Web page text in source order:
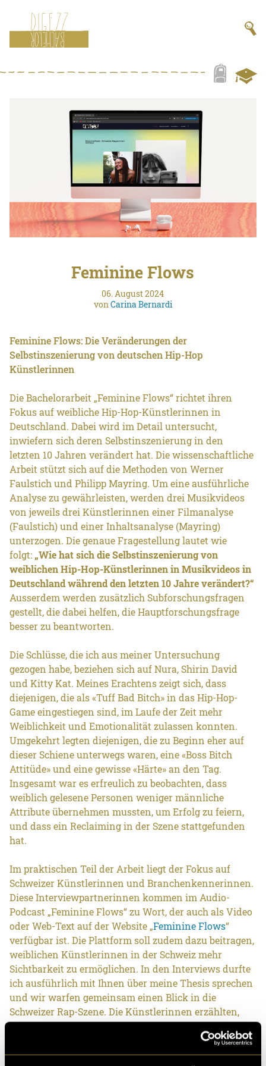
Feminine Flows
06. August 2024
vonCarina Bernardi
Feminine Flows: Die Veränderungen der
Selbstinszenierung von deutschen Hip-Hop
Künstlerinnen
Die Bachelorarbeit „Feminine Flows“ richtet ihren
Fokus auf weibliche Hip-Hop-Künstlerinnen in
Deutschland. Dabei wird im Detail untersucht,
inwiefern sich deren Selbstinszenierung in den
letzten 10 Jahren verändert hat. Die wissenschaftliche
Arbeit stützt sich auf die Methoden von Werner
Faulstich und Philipp Mayring. Um eine ausführliche
Analyse zu gewährleisten, werden drei Musikvideos
von jeweils drei Künstlerinnen einer Filmanalyse
(Faulstich) und einer Inhaltsanalyse (Mayring)
unterzogen. Die genaue Fragestellung lautet wie
folgt: „Wie hat sich die Selbstinszenierung von
weiblichen Hip-Hop-Künstlerinnen in Musikvideos in
Deutschland während den letzten 10 Jahre verändert?“
Ausserdem werden zusätzlich Subforschungsfragen
gestellt, die dabei helfen, die Hauptforschungsfrage
besser zu beantworten.
Die Schlüsse, die ich aus meiner Untersuchung
gezogen habe, beziehen sich auf Nura, Shirin David
und Kitty Kat. Meines Erachtens zeigt sich, dass
diejenigen, die als «Tuff Bad Bitch» in das Hip-Hop-
Game eingestiegen sind, im Laufe der Zeit mehr
Weiblichkeit und Emotionalität zulassen konnten.
Umgekehrt legten diejenigen, die zu Beginn eher auf
dieser Schiene unterwegs waren, eine «Boss Bitch
Attitüde» und eine gewisse «Härte» an den Tag.
Insgesamt war es erfreulich zu beobachten, dass
weiblich gelesene Personen weniger männliche
Attribute übernehmen mussten, um Erfolg zu feiern,
und dass ein Reclaiming in der Szene stattgefunden
hat.
Im praktischen Teil der Arbeit liegt der Fokus auf
Schweizer Künstlerinnen und Branchenkennerinnen.
Diese Interviewpartnerinnen kommen im Audio-
Podcast „Feminine Flows“ zu Wort, der auch als Video
oder Web-Text auf der Website „Feminine Flows“
verfügbar ist. Die Plattform soll zudem dazu beitragen,
weiblichen Künstlerinnen in der Schweiz mehr
Sichtbarkeit zu ermöglichen. In den Interviews durfte
ich ausführlich mit Ihnen über meine Thesis sprechen
und wir warfen gemeinsam einen Blick in die
Schweizer Rap-Szene. Die Künstlerinnen erzählten,
wie sich ihre Selbstinszenierung verändert hat, und